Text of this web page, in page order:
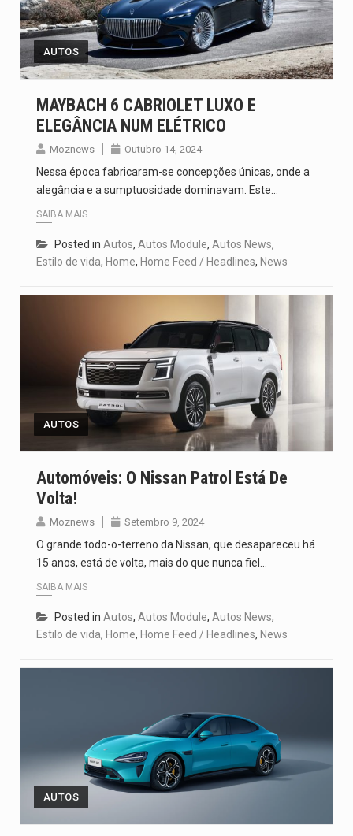
A cidade de Bunia, capital da província de Ituri, tornou-se…
O Senado dos Estados Unidos aprovou, no dia 7 de…
AUTOS
MAYBACH 6 CABRIOLET LUXO E
ELEGÂNCIA NUM ELÉTRICO
Moznews Outubro 14, 2024
Nessa época fabricaram-se concepções únicas, onde a
alegância e a sumptuosidade dominavam. Este…
SAIBA MAIS
Posted in Autos, Autos Module, Autos News,
Estilo de vida, Home, Home Feed / Headlines, News
AUTOS
Automóveis: O Nissan Patrol Está De
Volta!
Moznews Setembro 9, 2024
O grande todo-o-terreno da Nissan, que desapareceu há
15 anos, está de volta, mais do que nunca fiel…
SAIBA MAIS
Posted in Autos, Autos Module, Autos News,
Estilo de vida, Home, Home Feed / Headlines, News
AUTOS